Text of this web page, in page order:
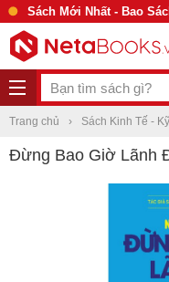
Sách Mới Nhất - Bao Sách
Trang chủ Sách Kinh Tế -
Đừng Bao Giờ Lãnh